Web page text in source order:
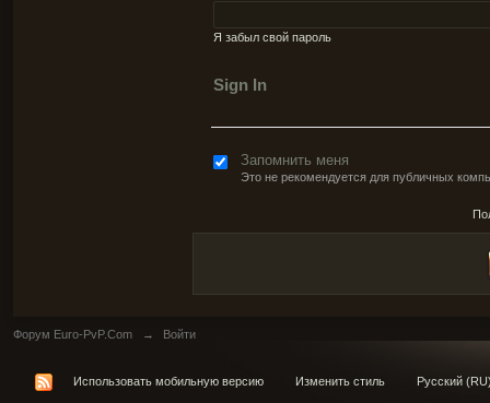
Я забыл свой пароль
Sign In
Запомнить меня
Это не рекомендуется для публичных
Форум Euro-PvP.Com → Войти
Использовать мобильную версию Изменить стиль Русский